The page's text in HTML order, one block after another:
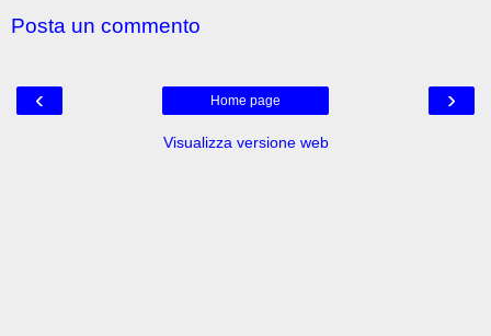
Posta un commento
‹ ›
Home page
Visualizza versione web